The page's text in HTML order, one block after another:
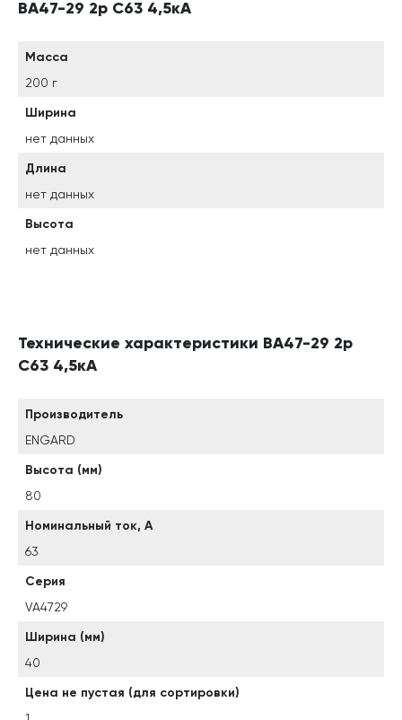
ВА47-29 2р C63 4,5кА
Масса
200 г
Ширина
нет данных
Длина
нет данных
Высота
нет данных
Технические характеристики ВА47-29 2р
C63 4,5кА
Производитель
ENGARD
Высота (мм)
80
Номинальный ток, А
63
Серия
VA4729
Ширина (мм)
40
Цена не пустая (для сортировки)